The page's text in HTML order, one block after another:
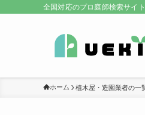
全国対応のプロ庭師検索サイト
ホーム 植木屋・造園業者の一